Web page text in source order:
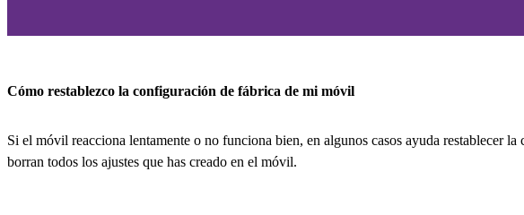
Cómo restablezco la configuración de fábrica de mi móvil
Si el móvil reacciona lentamente o no funciona bien, en algunos casos ayuda restablecer
borran todos los ajustes que has creado en el móvil.